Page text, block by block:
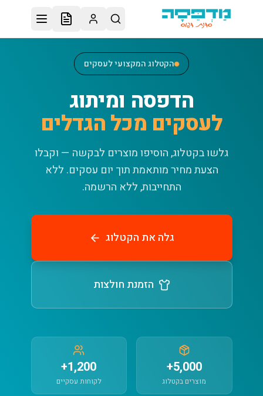
דלג לתוכן הראשי
הקטלוג המקצועי לעסקים
הדפסה ומיתוג
לעסקים מכל הגדלים
גלשו בקטלוג, הוסיפו מוצרים לבקשה — וקבלו
הצעת מחיר מותאמת תוך יום עסקים. ללא
התחייבות, ללא הרשמה.
גלה את הקטלוג
הזמנת חולצות
5,000+
מוצרים בקטלוג
1,200+
לקוחות עסקיים